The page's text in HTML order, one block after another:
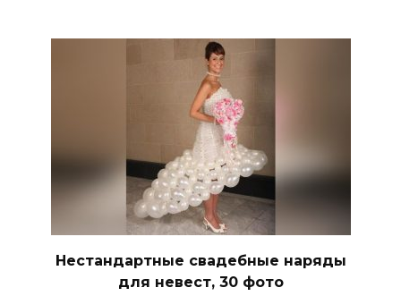
Нестандартные свадебные наряды
для невест, 30 фото